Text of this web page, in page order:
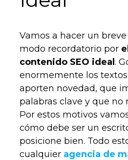
Vamos a hacer un
modo recordatorio por
contenido SEO ideal.
enormemente los
aporten novedad, que
palabras clave y que no
Por estos motivos
cómo debe ser un
posicione bien. Todo
cualquier agencia de